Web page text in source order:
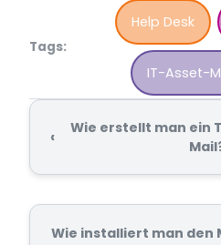
Tags:
Help Desk
IT-Asset-
‹
Wie erstellt man ein
Wie installiert man